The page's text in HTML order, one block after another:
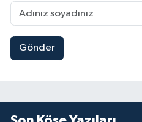
Gönder